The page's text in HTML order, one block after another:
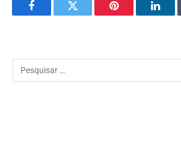
FacebookTwitter Pinterest